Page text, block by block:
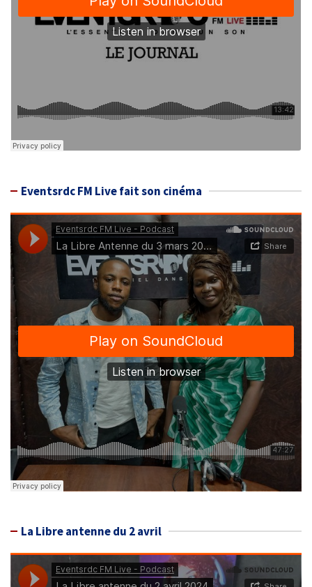
Eventsrdc FM Live fait son cinéma
La Libre antenne du 2 avril